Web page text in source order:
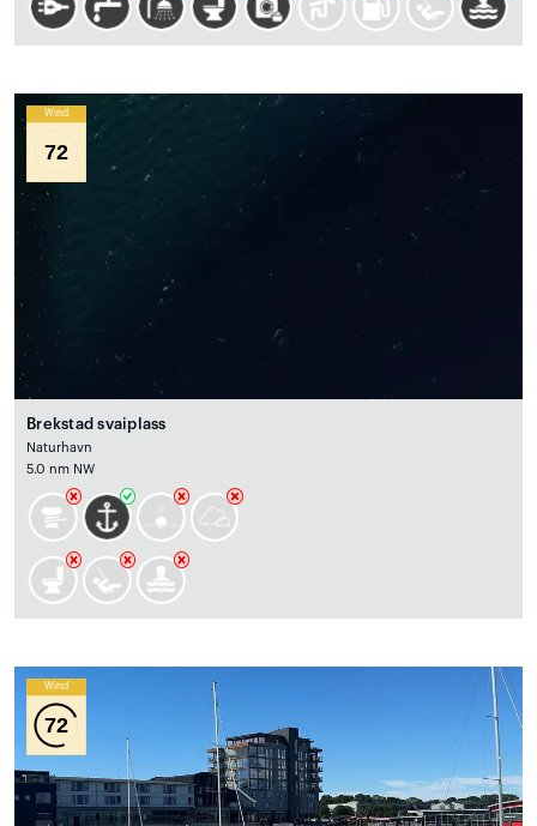
Wind
72
Brekstad svaiplass
Naturhavn
5.0 nm NW
Wind
72